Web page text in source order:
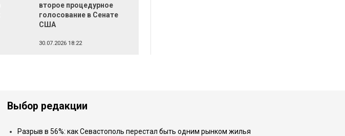
второе процедурное
голосование в Сенате
США
30.07.2026 18:22
Выбор редакции
Разрыв в 56%: как Севастополь перестал быть одним рынком жилья